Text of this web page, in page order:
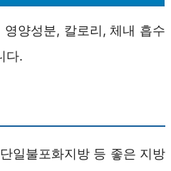
양성분, 칼로리, 체내 흡수
다.
일불포화지방 등 좋은 지방